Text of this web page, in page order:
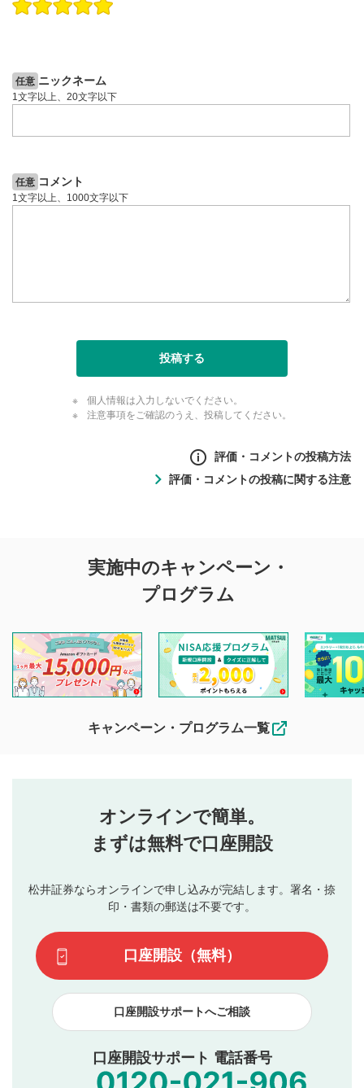
操作説明動画
任意 ニックネーム
1文字以上、20文字以下
任意 コメント
1文字以上、1000文字以下
投稿する
個人情報は入力しないでください。
注意事項をご確認のうえ、投稿してください。
評価・コメントの投稿方法
投稿するボタン
星で評価をすると投稿できます。（お名前とコメント
動画の評価
です）
評価・コメントの投稿に関する注意
投稿に関する注意
を目的として、各動画コンテンツに、評価およびコメントの
投稿ができます。利用者は以下の注意事項をご理解のうえ、
閲覧および投稿を行うものとしてください。
他の利用者が動画を視聴される際の参考になるコメントをお
待ちしております。
なお、投稿をもって、本注意事項に同意されたものとみなし
行ってください。
当社は、利用者同士、もしくは利用者と第三者間のトラ
ブルによって生じた損害に対して一切の責任を負いませ
評価およびコメントは当社にて審査のうえ、掲載となり
ます。掲載されるまでに日数がかかる場合や掲載されない
てはお答えできません。各動画コンテンツへの掲載をもっ
て結果のご連絡といたします。ご了承ください。
下記の項目に該当すると判断された投稿内容は、掲載を
見合わせる場合がございます。
本動画コンテンツとは無関係の内容の投稿
他者への誹謗中傷や差別的表現投稿
公序良俗に反する内容の投稿
氏名、住所、電話番号など個人を特定できる情報の
実施中のキャンペーン・
プログラム
キャンペーン・プログラム一覧
オンラインで簡単。
まずは無料で口座開設
松井証券ならオンラインで申し込みが完結します。署名・捺
印・書類の郵送は不要です。
口座開設（無料）
口座開設サポートへご相談
口座開設サポート 電話番号